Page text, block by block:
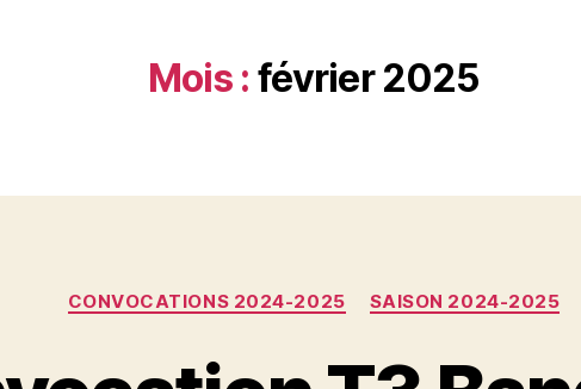
Mois : février 2025
Catégories
CONVOCATIONS 2024-2025 SAISON 2024-2025